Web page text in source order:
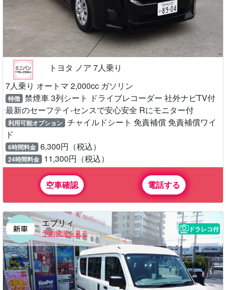
トヨタ ノア 7人乗り
7人乗り オートマ 2,000cc ガソリン
特徴 禁煙車 3列シート ドライブレコーダー 社外ナビTV付
最新のセーフテイ-センスで安心安全 Rにモニター付
利用可能オプション チャイルドシート 免責補償 免責補償ワイ
ド
6時間料金 6,300円（税込）
24時間料金 11,300円（税込）
空車確認 電話する
エブリィ
予約状況を見る
ドラレコ付